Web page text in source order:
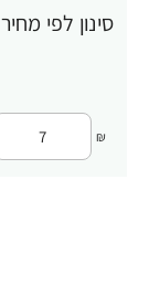
סינון לפי מחיר
₪